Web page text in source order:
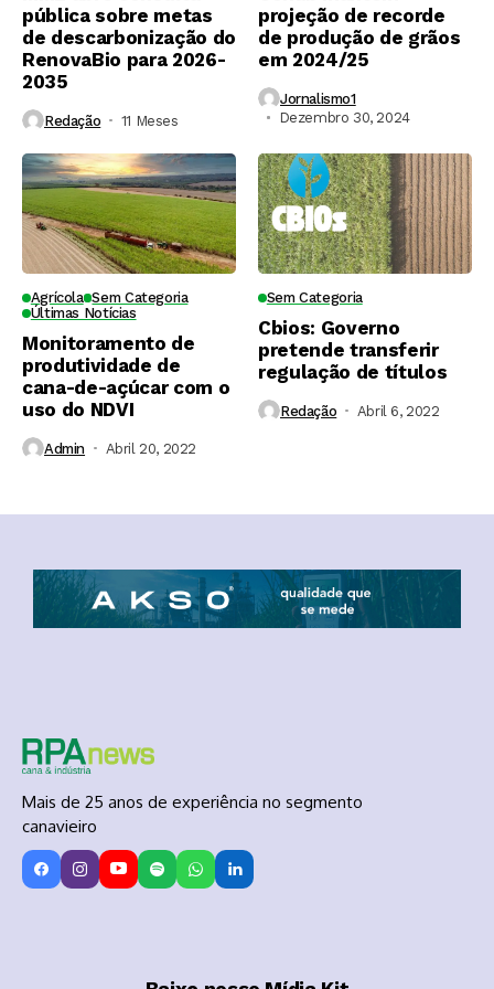
pública sobre metas
de descarbonização do
RenovaBio para 2026-
2035
Redação 11 Meses ⁮
projeção de recorde
de produção de grãos
em 2024/25
Jornalismo1
Dezembro 30, 2024
Agrícola Sem Categoria
Últimas Notícias
Monitoramento de
produtividade de
cana-de-açúcar com o
uso do NDVI
Admin Abril 20, 2022
Sem Categoria
Cbios: Governo
pretende transferir
regulação de títulos
Redação Abril 6, 2022
Mais de 25 anos de experiência no segmento
canavieiro